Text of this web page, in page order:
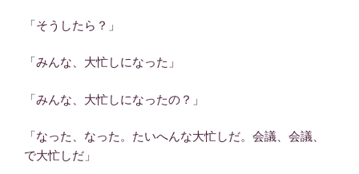
「そうしたら？」
「みんな、大忙しになった」
「みんな、大忙しになったの？」
「なった、なった。たいへんな大忙しだ。会議、会議、
で大忙しだ」